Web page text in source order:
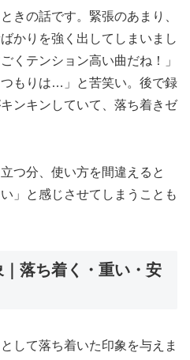
きの話です。緊張のあまり、
かりを強く出してしまいまし
くテンション高い曲だね！」
もりは…」と苦笑い。後で録
ンキンしていて、落ち着きゼ
つ分、使い方を間違えると
」と感じさせてしまうことも
落ち着く・重い・安
して落ち着いた印象を与えま